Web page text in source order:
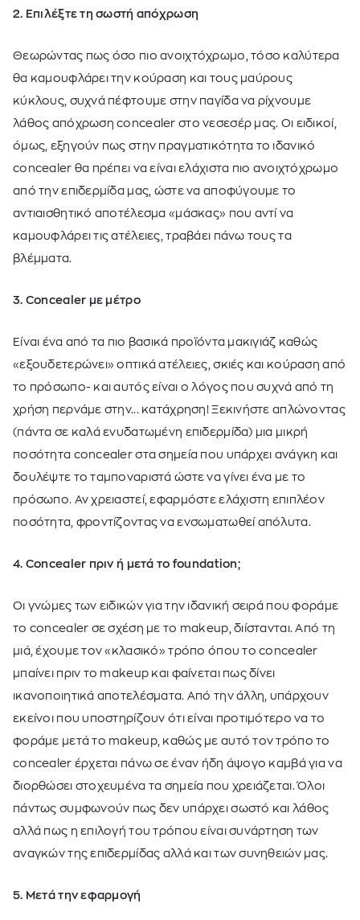
2. Επιλέξτε τη σωστή απόχρωση
Θεωρώντας πως όσο πιο ανοιχτόχρωμο, τόσο καλύτερα
θα καμουφλάρει την κούραση και τους μαύρους
κύκλους, συχνά πέφτουμε στην παγίδα να ρίχνουμε
λάθος απόχρωση concealer στο νεσεσέρ μας. Οι ειδικοί,
όμως, εξηγούν πως στην πραγματικότητα το ιδανικό
concealer θα πρέπει να είναι ελάχιστα πιο ανοιχτόχρωμο
από την επιδερμίδα μας, ώστε να αποφύγουμε το
αντιαισθητικό αποτέλεσμα «μάσκας» που αντί να
καμουφλάρει τις ατέλειες, τραβάει πάνω τους τα
βλέμματα.
3. Concealer με μέτρο
Είναι ένα από τα πιο βασικά προϊόντα μακιγιάζ καθώς
«εξουδετερώνει» οπτικά ατέλειες, σκιές και κούραση από
το πρόσωπο- και αυτός είναι ο λόγος που συχνά από τη
χρήση περνάμε στην... κατάχρηση! Ξεκινήστε απλώνοντας
(πάντα σε καλά ενυδατωμένη επιδερμίδα) μια μικρή
ποσότητα concealer στα σημεία που υπάρχει ανάγκη και
δουλέψτε το ταμποναριστά ώστε να γίνει ένα με το
πρόσωπο. Αν χρειαστεί, εφαρμόστε ελάχιστη επιπλέον
ποσότητα, φροντίζοντας να ενσωματωθεί απόλυτα.
4. Concealer πριν ή μετά το foundation;
Οι γνώμες των ειδικών για την ιδανική σειρά που φοράμε
το concealer σε σχέση με το makeup, διίστανται. Από τη
μιά, έχουμε τον «κλασικό» τρόπο όπου το concealer
μπαίνει πριν το makeup και φαίνεται πως δίνει
ικανοποιητικά αποτελέσματα. Από την άλλη, υπάρχουν
εκείνοι που υποστηρίζουν ότι είναι προτιμότερο να το
φοράμε μετά το makeup, καθώς με αυτό τον τρόπο το
concealer έρχεται πάνω σε έναν ήδη άψογο καμβά για να
διορθώσει στοχευμένα τα σημεία που χρειάζεται. Όλοι
πάντως συμφωνούν πως δεν υπάρχει σωστό και λάθος
αλλά πως η επιλογή του τρόπου είναι συνάρτηση των
αναγκών της επιδερμίδας αλλά και των συνηθειών μας.
5. Μετά την εφαρμογή